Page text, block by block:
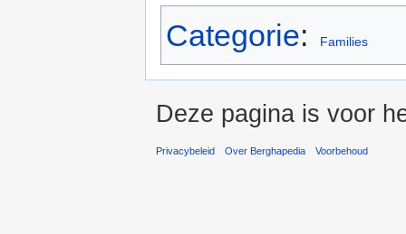
Categorie: Families
Deze pagina is voor
Privacybeleid Over Berghapedia Voorbehoud